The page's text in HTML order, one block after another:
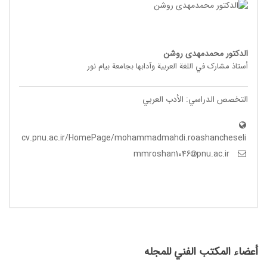
الدکتور محمدمهدی روشن
أستاذ مشارک في اللغة العربیة وآدابها بجامعة بیام نور
التخصص الدراسي: الأدب العربي
cv.pnu.ac.ir/HomePage/mohammadmahdi.roashancheseli
pnu.ac.ir
أعضاء المكتب الفني للمجله